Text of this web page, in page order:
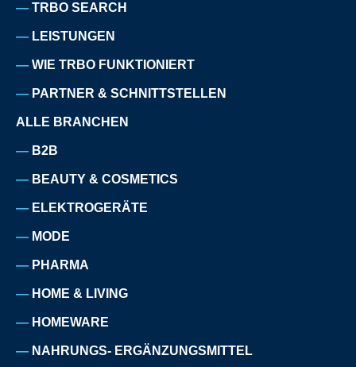
TRBO SEARCH
LEISTUNGEN
WIE TRBO FUNKTIONIERT
PARTNER & SCHNITTSTELLEN
ALLE BRANCHEN
B2B
BEAUTY & COSMETICS
ELEKTROGERÄTE
MODE
PHARMA
HOME & LIVING
HOMEWARE
NAHRUNGS- ERGÄNZUNGSMITTEL